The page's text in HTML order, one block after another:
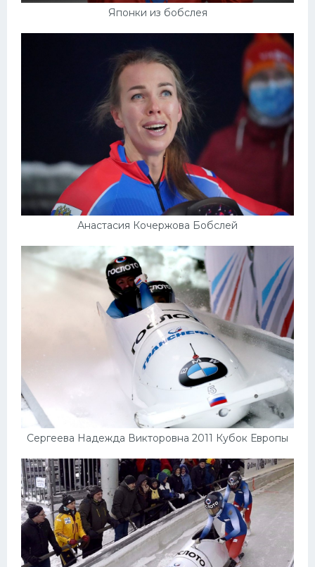
Японки из бобслея
Анастасия Кочержова Бобслей
Сергеева Надежда Викторовна 2011 Кубок Европы